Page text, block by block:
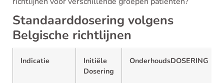
Standaarddosering volgens
Belgische richtlijnen
Indicatie
Initiële
Dosering
OnderhoudsDOSERING